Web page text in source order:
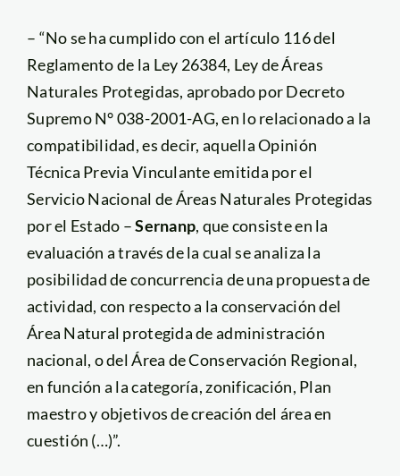
– “No se ha cumplido con el artículo 116 del
Reglamento de la Ley 26384, Ley de Áreas
Naturales Protegidas, aprobado por Decreto
Supremo N° 038-2001-AG, en lo relacionado a la
compatibilidad, es decir, aquella Opinión
Técnica Previa Vinculante emitida por el
Servicio Nacional de Áreas Naturales Protegidas
por el Estado –Sernanp, que consiste en la
evaluación a través de la cual se analiza la
posibilidad de concurrencia de una propuesta de
actividad, con respecto a la conservación del
Área Natural protegida de administración
nacional, o del Área de Conservación Regional,
en función a la categoría, zonificación, Plan
maestro y objetivos de creación del área en
cuestión (…)”.